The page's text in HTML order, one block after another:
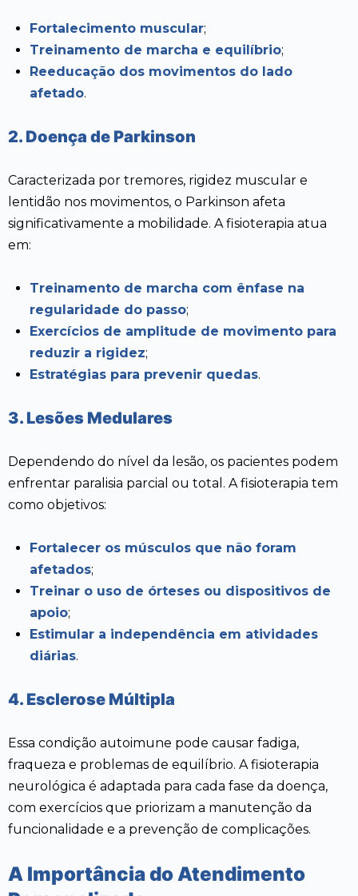
Fortalecimento muscular;
Treinamento de marcha e equilíbrio;
Reeducação dos movimentos do lado
afetado.
2. Doença de Parkinson
Caracterizada por tremores, rigidez muscular e
lentidão nos movimentos, o Parkinson afeta
significativamente a mobilidade. A fisioterapia atua
em:
Treinamento de marcha com ênfase na
regularidade do passo;
Exercícios de amplitude de movimento para
reduzir a rigidez;
Estratégias para prevenir quedas.
3. Lesões Medulares
Dependendo do nível da lesão, os pacientes podem
enfrentar paralisia parcial ou total. A fisioterapia tem
como objetivos:
Fortalecer os músculos que não foram
afetados;
Treinar o uso de órteses ou dispositivos de
apoio;
Estimular a independência em atividades
diárias.
4. Esclerose Múltipla
Essa condição autoimune pode causar fadiga,
fraqueza e problemas de equilíbrio. A fisioterapia
neurológica é adaptada para cada fase da doença,
com exercícios que priorizam a manutenção da
funcionalidade e a prevenção de complicações.
A Importância do Atendimento